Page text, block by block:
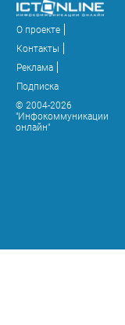
О проекте
Контакты
Реклама
Подписка
© 2004-2026
"Инфокоммуникации
онлайн"